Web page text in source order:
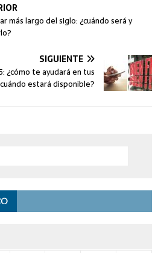
más largo del siglo: ¿cuándo será y
SIGUIENTE
¿cómo te ayudará en tus
estará disponible?